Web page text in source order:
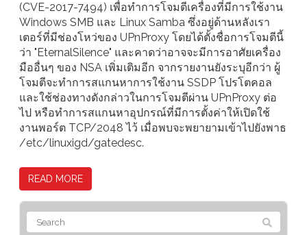
(CVE-2017-7494) เพื่อทำการโจมตีเครื่องที่มีการใช้งาน
Windows SMB และ Linux Samba ซึ่งอยู่ด้านหลังเรา
เตอร์ที่มีช่องโหว่ของ UPnProxy โดยได้ตั้งชื่อการโจมตีนี้
ว่า "EternalSilence" และคาดว่าอาจจะมีการอาศัยเครื่อง
มืออื่นๆ ของ NSA เพิ่มเติมอีก จากรายงานยังระบุอีกว่า ผู้
โจมตีจะทำการสแกนหาการใช้งาน SSDP โปรโตคอล
และใช้ช่องทางดังกล่าวในการโจมตีผ่าน UPnProxy ต่อ
ไป หรือทำการสแกนหาอุปกรณ์ที่มีการตั้งค่าให้เปิดใช้
งานพอร์ต TCP/2048 ไว้ เมื่อพบจะพยายามเข้าไปยังพาธ
/etc/linuxigd/gatedesc.
READ MORE